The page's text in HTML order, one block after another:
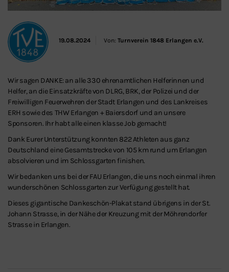
19.08.2024 Von: Turnverein 1848 Erlangen e.V.
Wir sagen DANKE: an alle 330 ehrenamtlichen Helferinnen und
Helfer, an die Einsatzkräfte von DLRG, BRK, der Polizei und der
Freiwilligen Feuerwehren der Stadt Erlangen und des Lankreises
ERH sowie des THW Erlangen + Baiersdorf und an unsere
Sponsoren. Ihr habt alle einen klasse Job gemacht!
Dank Eurer Unterstützung konnten 822 Athleten aus ganz
Deutschland eine Gesamtstrecke von 105 km rund um Erlangen
absolvieren und im Schlossgarten finishen.
Wir bedanken uns bei der FAU Erlangen, die uns noch einmal ihren
wunderschönen Schlossgarten zur Verfügung gestellt hat.
Dieses gigantische Dankeschön-Plakat stand übrigens in der St.
Johann Strasse, in der Nähe der Kreuzung mit der Möhrendorfer
Strasse in Erlangen.